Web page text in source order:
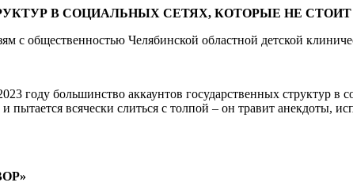
В СОЦИАЛЬНЫХ СЕТЯХ, КОТОРЫЕ НЕ СТОИТ
с общественностью Челябинской областной детской
году большинство аккаунтов государственных структур
всячески слиться с толпой – он травит анекдоты,